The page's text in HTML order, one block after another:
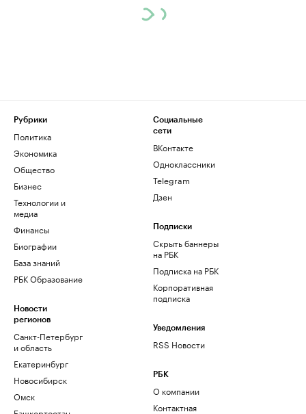
Рубрики
Политика
Экономика
Общество
Бизнес
Технологии и
медиа
Финансы
Биографии
База знаний
РБК Образование
Новости
регионов
Санкт-Петербург
и область
Екатеринбург
Новосибирск
Омск
Социальные
сети
ВКонтакте
Одноклассники
Telegram
Дзен
Подписки
Скрыть баннеры
на РБК
Подписка на РБК
Корпоративная
подписка
Уведомления
RSS Новости
РБК
О компании
Контактная